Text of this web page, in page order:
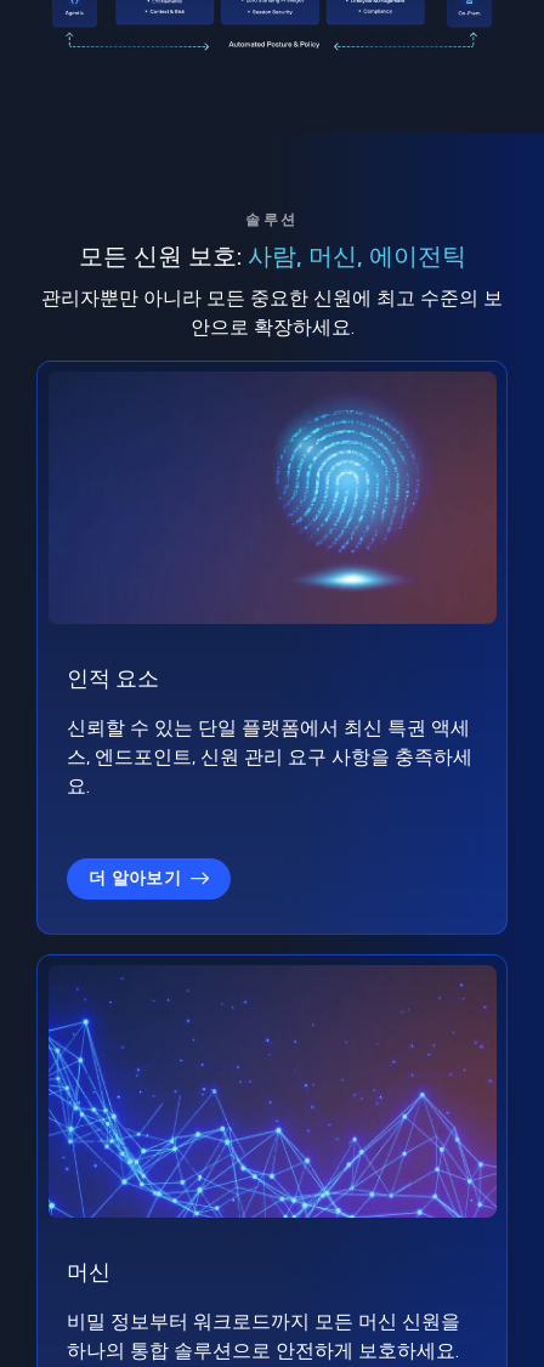
솔루션
모든 신원 보호: 사람, 머신, 에이전틱
관리자뿐만 아니라 모든 중요한 신원에 최고 수준의 보
안으로 확장하세요.
인적 요소
신뢰할 수 있는 단일 플랫폼에서 최신 특권 액세
스, 엔드포인트, 신원 관리 요구 사항을 충족하세
요.
더 알아보기
머신
비밀 정보부터 워크로드까지 모든 머신 신원을
하나의 통합 솔루션으로 안전하게 보호하세요.